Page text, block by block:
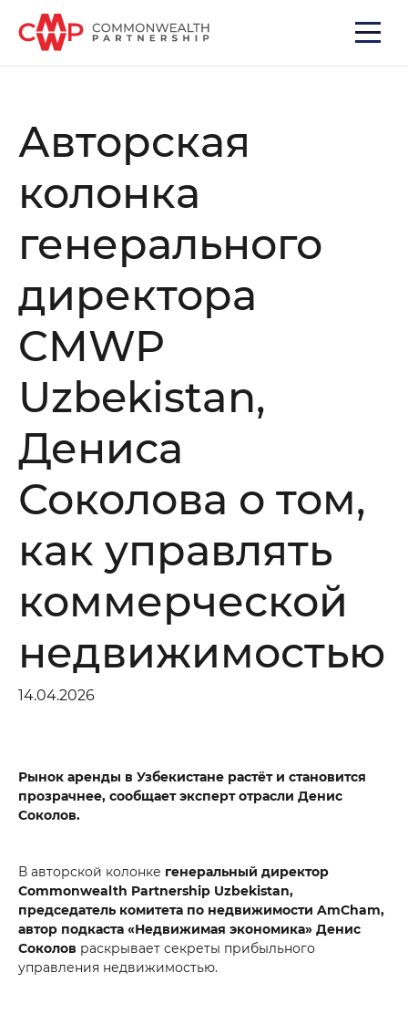
Авторская
колонка
генерального
директора
CMWP
Uzbekistan,
Дениса
Соколова о том,
как управлять
коммерческой
недвижимостью
14.04.2026
Рынок аренды в Узбекистане растёт и становится
прозрачнее, сообщает эксперт отрасли Денис
Соколов.
В авторской колонке генеральный директор
Commonwealth Partnership Uzbekistan,
председатель комитета по недвижимости AmCham,
автор подкаста «Недвижимая экономика» Денис
Соколов раскрывает секреты прибыльного
управления недвижимостью.